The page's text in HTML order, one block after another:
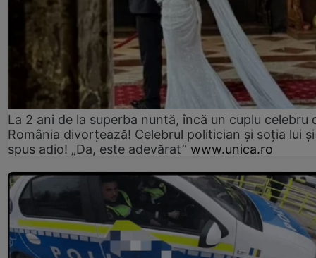
La 2 ani de la superba nuntă, încă un cuplu celebru
România divorțează! Celebrul politician și soția lui
spus adio! „Da, este adevărat” www.unica.ro